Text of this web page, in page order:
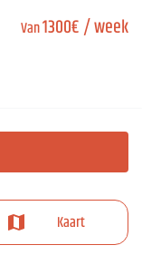
Van1300€/ week
Kaart